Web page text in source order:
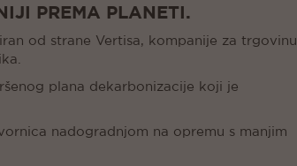
PREMA PLANETI.
od strane Vertisa, kompanije za trgovinu
plana dekarbonizacije koji je
nadogradnjom na opremu s manjim